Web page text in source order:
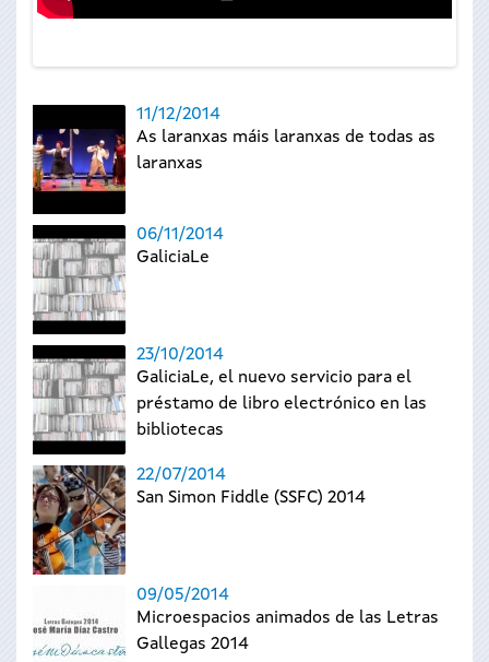
11/12/2014
As laranxas máis laranxas de todas as
laranxas
06/11/2014
GaliciaLe
23/10/2014
GaliciaLe, el nuevo servicio para el
préstamo de libro electrónico en las
bibliotecas
22/07/2014
San Simon Fiddle (SSFC) 2014
09/05/2014
Microespacios animados de las Letras
Gallegas 2014